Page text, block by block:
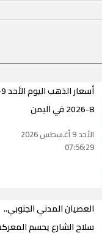
أسعار
8-2026 في اليمن
الأحد 9 أغسطس 2026
07:56:29
العصيان المدني الجنوبي..
سلاح الشارع يحسم